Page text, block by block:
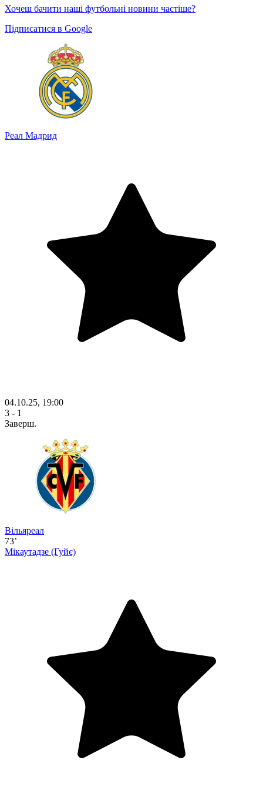
Хочеш бачити наші футбольні новини частіше?
Підписатися в Google
Реал Мадрид
04.10.25, 19:00
3 - 1
Заверш.
Вільяреал
73’
Мікаутадзе (Гуйє)